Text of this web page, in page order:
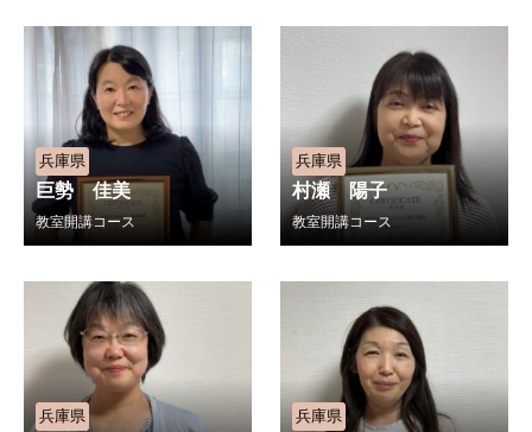
兵庫県
巨勢 佳美
教室開講コース
兵庫県
村瀬 陽子
教室開講コース
兵庫県 兵庫県